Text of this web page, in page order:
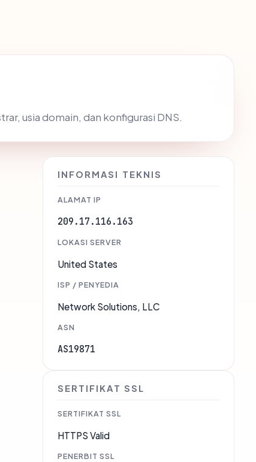
usia domain, dan konfigurasi DNS.
INFORMASI TEKNIS
ALAMAT IP
209.17.116.163
LOKASI SERVER
United States
ISP / PENYEDIA
Network Solutions, LLC
ASN
AS19871
SERTIFIKAT SSL
SERTIFIKAT SSL
HTTPS Valid
PENERBIT SSL